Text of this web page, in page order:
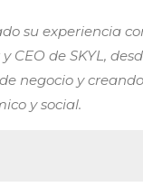
su experiencia
de SKYL,
negocio y
y social.